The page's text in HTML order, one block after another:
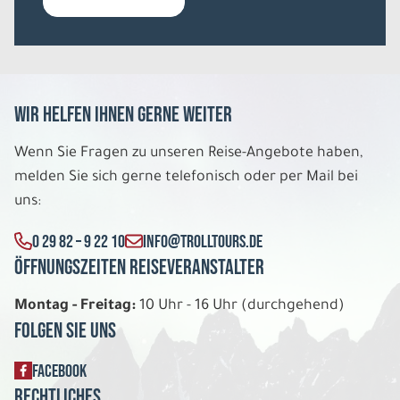
Do. 10.09. - Mo. 14.09.2026
Magische Momente - Auf Nordlichtsuche
REISE VERBINDLICH ANFRAGEN
5 Tage
So. 13.09. - Do. 17.09.2026
Magische Momente - Auf Nordlichtsuche
Doppelzimmer
Wir helfen Ihnen gerne weiter
Wenn Sie Fragen zu unseren Reise-Angebote haben,
melden Sie sich gerne telefonisch oder per Mail bei
uns:
0 29 82 – 9 22 10 INFO@TROLLTOURS.DE
Öffnungszeiten Reiseveranstalter
Montag - Freitag: 10 Uhr - 16 Uhr (durchgehend)
Folgen Sie uns
FACEBOOK